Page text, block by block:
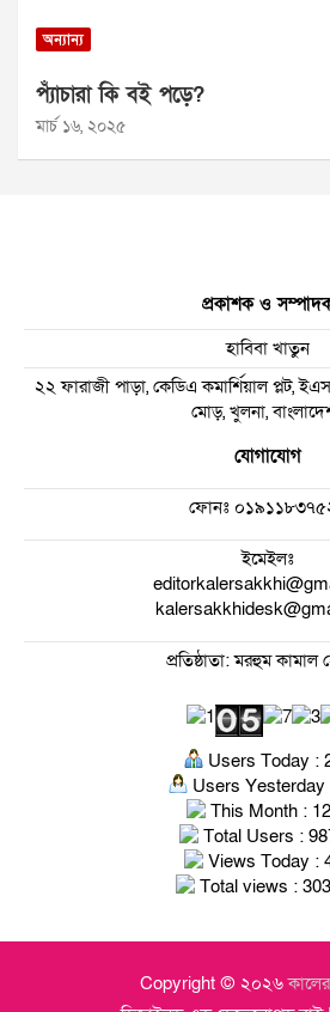
অন্যান্য
প্যাঁচারা কি বই পড়ে?
মার্চ ১৬, ২০২৫
প্রকাশক ও
হাবিবা খাতুন
২২ ফারাজী পাড়া, কেডিএ কমার্শিয়াল প্লট,
মোড়, খুলনা,
যোগাযোগ
ফোনঃ
ইমেইলঃ
প্রতিষ্ঠাতা: মরহুম কামাল
Users Today :
Users Yesterday
This Month :
Total Users :
Views Today :
Total views :
Copyright © ২০২৬